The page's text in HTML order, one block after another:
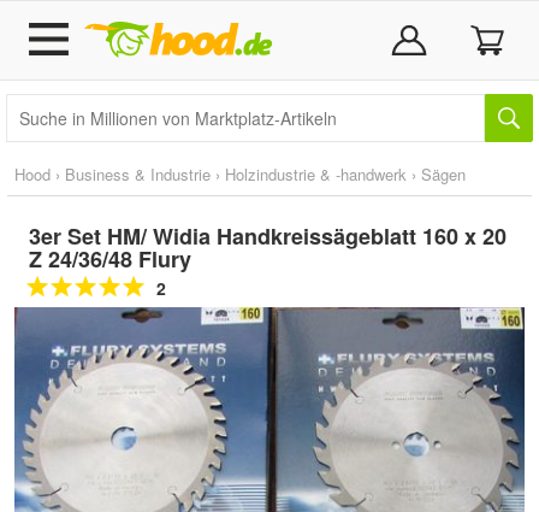
Hood › Business & Industrie › Holzindustrie & -handwerk › Sägen
3er Set HM/ Widia Handkreissägeblatt 160 x 20
Z 24/36/48 Flury
2